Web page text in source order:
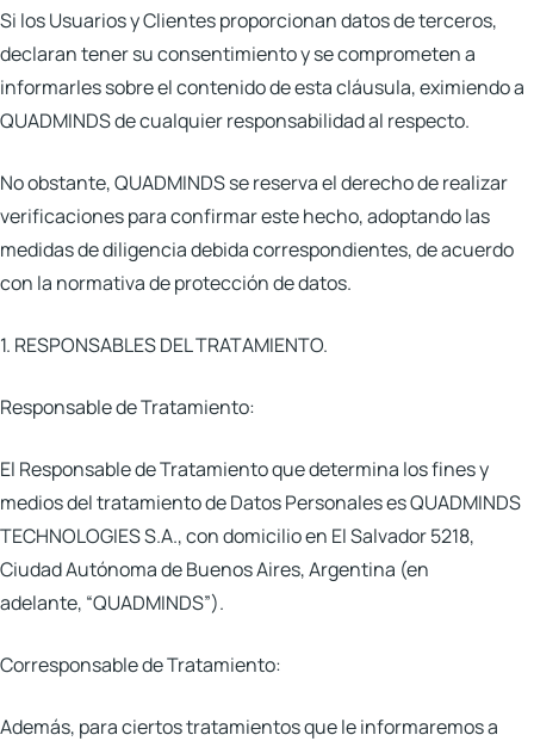
Si los Usuarios y Clientes proporcionan datos de terceros,
declaran tener su consentimiento y se comprometen a
informarles sobre el contenido de esta cláusula, eximiendo a
QUADMINDS de cualquier responsabilidad al respecto.
No obstante, QUADMINDS se reserva el derecho de realizar
verificaciones para confirmar este hecho, adoptando las
medidas de diligencia debida correspondientes, de acuerdo
con la normativa de protección de datos.
1. RESPONSABLES DEL TRATAMIENTO.
Responsable de Tratamiento:
El Responsable de Tratamiento que determina los fines y
medios del tratamiento de Datos Personales esQUADMINDS
TECHNOLOGIES S.A., con domicilio en El Salvador 5218,
Ciudad Autónoma de Buenos Aires, Argentina (en
adelante, “QUADMINDS”).
Corresponsable de Tratamiento:
Además, para ciertos tratamientos que le informaremos a